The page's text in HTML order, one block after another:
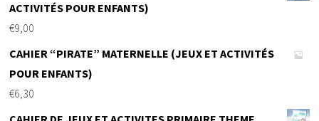
ACTIVITÉS POUR ENFANTS)
€9,00
CAHIER “PIRATE” MATERNELLE (JEUX ET ACTIVITÉS
POUR ENFANTS)
€6,30